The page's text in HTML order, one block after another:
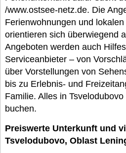
/www.ostsee-netz.de. Die
Ferienwohnungen und
orientieren sich überwiegend
Angeboten werden auch
Serviceanbieter – von
über Vorstellungen von
bis zu Erlebnis- und
Familie. Alles in
buchen.
Preiswerte Unterkunft und
Tsvelodubovo, Oblast